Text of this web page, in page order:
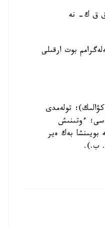
ق ق ك- نە
بوت ارقىلى
تولەمدى
ءوتىنىش
بويىنشا بەك ەير
ت. ب.).